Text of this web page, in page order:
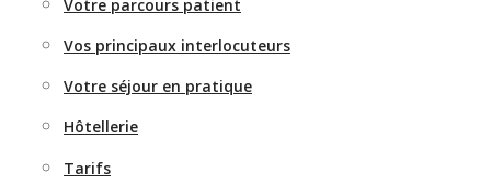
Votre parcours patient
Vos principaux interlocuteurs
Votre séjour en pratique
Hôtellerie
Tarifs